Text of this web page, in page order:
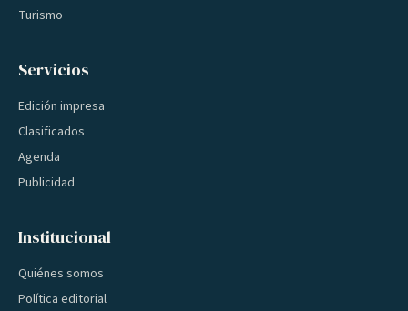
Turismo
Servicios
Edición impresa
Clasificados
Agenda
Publicidad
Institucional
Quiénes somos
Política editorial